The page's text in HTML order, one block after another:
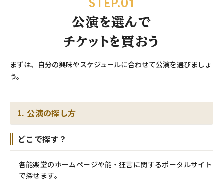
STEP.01
公演を選んで
チケットを買おう
まずは、自分の興味やスケジュールに合わせて公演を選びましょ
う。
1. 公演の探し方
どこで探す？
各能楽堂のホームページや能・狂言に関するポータルサイト
で探せます。